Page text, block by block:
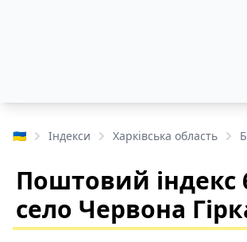
🇺🇦 Індекси Харківська область
Поштовий індекс
село Червона